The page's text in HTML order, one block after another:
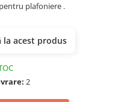
plafoniere .
la acest produs
2